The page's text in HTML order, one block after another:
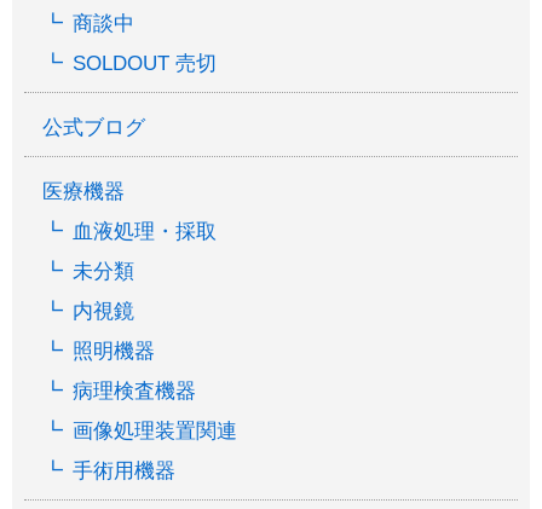
商談中
SOLDOUT 売切
公式ブログ
医療機器
血液処理・採取
未分類
内視鏡
照明機器
病理検査機器
画像処理装置関連
手術用機器